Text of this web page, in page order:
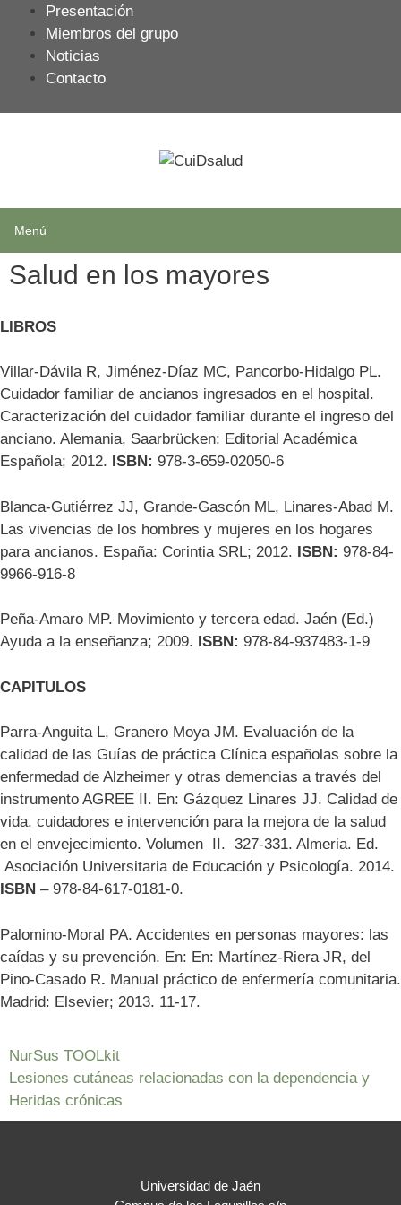
Presentación
Miembros del grupo
Noticias
Contacto
Menú
Salud en los mayores
LIBROS
Villar-Dávila R, Jiménez-Díaz MC, Pancorbo-Hidalgo PL.
Cuidador familiar de ancianos ingresados en el hospital.
Caracterización del cuidador familiar durante el ingreso del
anciano. Alemania, Saarbrücken: Editorial Académica
Española; 2012. ISBN: 978-3-659-02050-6
Blanca-Gutiérrez JJ, Grande-Gascón ML, Linares-Abad M.
Las vivencias de los hombres y mujeres en los hogares
para ancianos. España: Corintia SRL; 2012. ISBN: 978-84-
9966-916-8
Peña-Amaro MP. Movimiento y tercera edad. Jaén (Ed.)
Ayuda a la enseñanza; 2009. ISBN: 978-84-937483-1-9
CAPITULOS
Parra-Anguita L, Granero Moya JM. Evaluación de la
calidad de las Guías de práctica Clínica españolas sobre la
enfermedad de Alzheimer y otras demencias a través del
instrumento AGREE II. En: Gázquez Linares JJ. Calidad de
vida, cuidadores e intervención para la mejora de la salud
en el envejecimiento. Volumen II. 327-331. Almeria. Ed.
Asociación Universitaria de Educación y Psicología. 2014.
ISBN – 978-84-617-0181-0.
Palomino-Moral PA. Accidentes en personas mayores: las
caídas y su prevención. En: En: Martínez-Riera JR, del
Pino-Casado R. Manual práctico de enfermería comunitaria.
Madrid: Elsevier; 2013. 11-17.
NurSus TOOLkit
Lesiones cutáneas relacionadas con la dependencia y
Heridas crónicas
Universidad de Jaén